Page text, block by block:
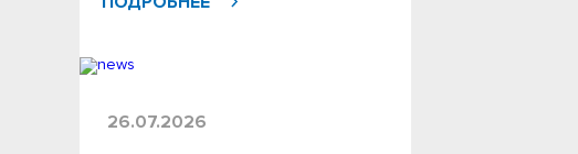
26.07.2026